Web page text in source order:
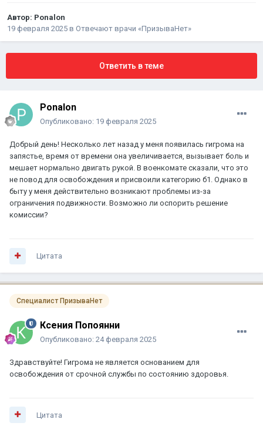
Автор: Ponalon
19 февраля 2025 в Отвечают врачи «ПризываНет»
Ответить в теме
Ponalon
Опубликовано: 19 февраля 2025
Добрый день! Несколько лет назад у меня появилась гигрома на
запястье, время от времени она увеличивается, вызывает боль и
мешает нормально двигать рукой. В военкомате сказали, что это
не повод для освобождения и присвоили категорию б1. Однако в
быту у меня действительно возникают проблемы из-за
ограничения подвижности. Возможно ли оспорить решение
комиссии?
Цитата
Специалист ПризываНет
Ксения Попоянни
Опубликовано: 24 февраля 2025
Здравствуйте! Гигрома не является основанием для
освобождения от срочной службы по состоянию здоровья.
Цитата